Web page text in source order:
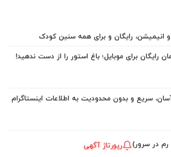
انیمیشن، رایگان و برای همه سنین کودک
رایگان برای موبایل؛ باغ استور را از دست ندهید!
در سرور) رپورتاژ آگهی